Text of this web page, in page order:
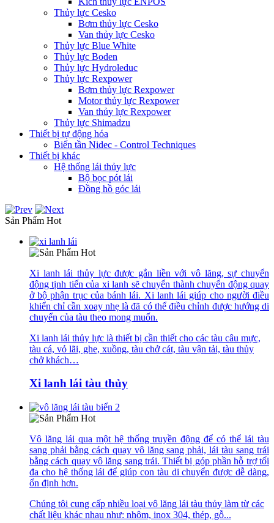
Thủy lực Cesko
Bơm thủy lực Cesko
Van thủy lực Cesko
Thủy lực Blue White
Thủy lực Boden
Thủy lực Hydroleduc
Thủy lực Rexpower
Bơm thủy lực Rexpower
Motor thủy lực Rexpower
Van thủy lực Rexpower
Thủy lực Shimadzu
Thiết bị tự động hóa
Biến tần Nidec - Control Techniques
Thiết bị khác
Hệ thống lái thủy lực
Bộ bọc pót lái
Đồng hồ góc lái
Sản Phẩm Hot
Xi lanh lái thủy lực được gắn liền với vô lăng, sự chuyển
động tịnh tiến của xi lanh sẽ chuyển thành chuyển động quay
ở bộ phận trục của bánh lái. Xi lanh lái giúp cho người điều
khiển chỉ cần xoay nhẹ là đã có thể điều chỉnh được hướng di
chuyển của tàu theo mong muốn.
Xi lanh lái thủy lực là thiết bị cần thiết cho các tàu câu mực,
tàu cá, vỏ lãi, ghe, xuồng, tàu chở cát, tàu vận tải, tàu thủy
chở khách…
Xi lanh lái tàu thủy
Vô lăng lái qua một hệ thống truyền động để có thể lái tàu
sang phải bằng cách quay vô lăng sang phải, lái tàu sang trái
bằng cách quay vô lăng sang trái. Thiết bị góp phần hỗ trợ tối
đa cho hệ thống lái để giúp con tàu di chuyển được dễ dàng,
ổn định hơn.
Chúng tôi cung cấp nhiều loại vô lăng lái tàu thủy làm từ các
chất liệu khác nhau như: nhôm, inox 304, thép, gỗ...